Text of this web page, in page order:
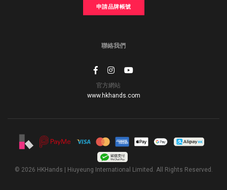
申請品牌帳號
聯絡我們
官方網站
www.hkhands.com
© 2026 HKHands | Hiuyeung International Limited. All Rights Reserved.